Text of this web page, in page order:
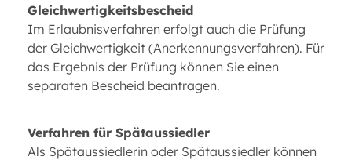
Gleichwertigkeitsbescheid
Im Erlaubnisverfahren erfolgt auch die Prüfung
der Gleichwertigkeit (Anerkennungsverfahren). Für
das Ergebnis der Prüfung können Sie einen
separaten Bescheid beantragen.
Verfahren für Spätaussiedler
Als Spätaussiedlerin oder Spätaussiedler können